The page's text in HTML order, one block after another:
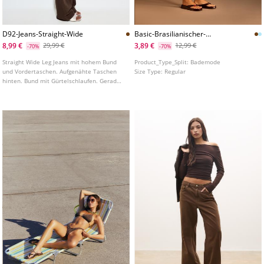
D92-Jeans-Straight-Wide
8,99 €
-70% 29,99 €
Straight Wide Leg Jeans mit hohem Bund
und Vordertaschen. Aufgenähte Taschen
hinten. Bund mit Gürtelschlaufen. Gerades,
verschiedenen Farben erhältlich.
Basic-Brasilianischer-
Satinbikinislip
3,89 € -70% 12,99 €
Product_Type_Split: Bademode
Size Type: Regular